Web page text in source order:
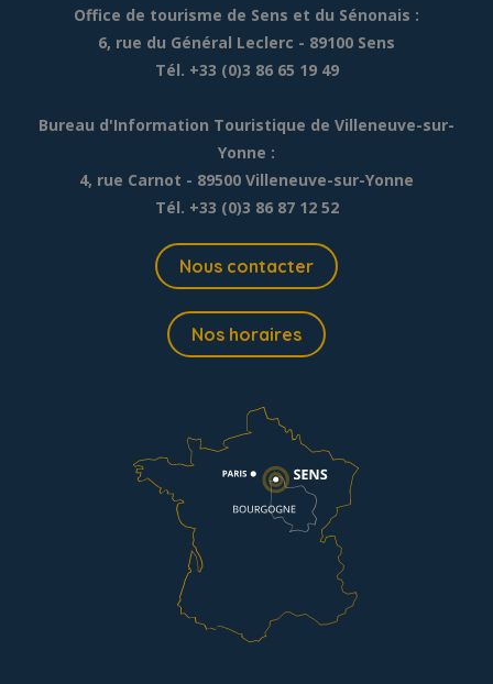
Office de tourisme de Sens et du Sénonais :
6, rue du Général Leclerc - 89100 Sens
Tél. +33 (0)3 86 65 19 49
Bureau d'Information Touristique de Villeneuve-sur-
Yonne :
4, rue Carnot - 89500 Villeneuve-sur-Yonne
Tél. +33 (0)3 86 87 12 52
Nous contacter
Nos horaires